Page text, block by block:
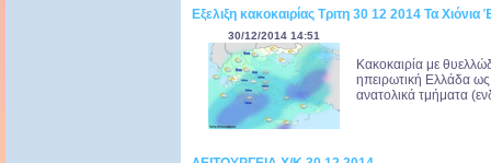
Εξελιξη κακοκαιρίας Τριτη 30 12 2014 Τα
30/12/2014 14:51
Κακοκαιρία με
ηπειρωτική Ελλάδα ως
ανατολικά τμήματα